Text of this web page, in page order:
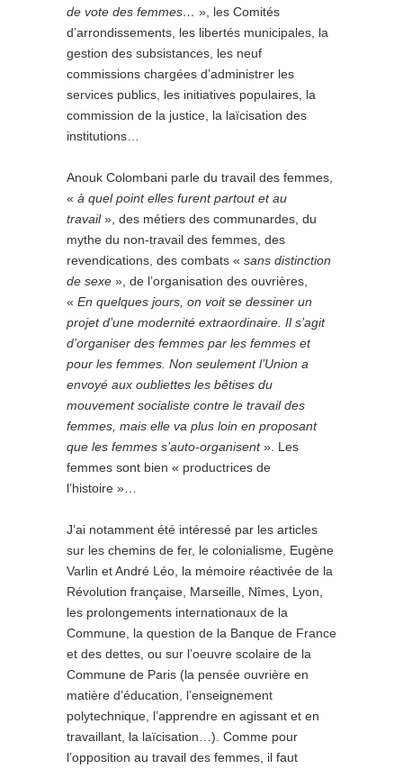
de vote des femmes… », les Comités
d’arrondissements, les libertés municipales, la
gestion des subsistances, les neuf
commissions chargées d’administrer les
services publics, les initiatives populaires, la
commission de la justice, la laïcisation des
institutions…
Anouk Colombani parle du travail des femmes,
« à quel point elles furent partout et au
travail», des métiers des communardes, du
mythe du non-travail des femmes, des
revendications, des combats « sans distinction
de sexe », de l’organisation des ouvrières,
« En quelques jours, on voit se dessiner un
projet d’une modernité extraordinaire. Il s’agit
d’organiser des femmes par les femmes et
pour les femmes. Non seulement l’Union a
envoyé aux oubliettes les bêtises du
mouvement socialiste contre le travail des
femmes, mais elle va plus loin en proposant
que les femmes s’auto-organisent». Les
femmes sont bien « productrices de
l’histoire »…
J’ai notamment été intéressé par les articles
sur les chemins de fer, le colonialisme, Eugène
Varlin et André Léo, la mémoire réactivée de la
Révolution française, Marseille, Nîmes, Lyon,
les prolongements internationaux de la
Commune, la question de la Banque de France
et des dettes, ou sur l’oeuvre scolaire de la
Commune de Paris (la pensée ouvrière en
matière d’éducation, l’enseignement
polytechnique, l’apprendre en agissant et en
travaillant, la laïcisation…). Comme pour
l’opposition au travail des femmes, il faut